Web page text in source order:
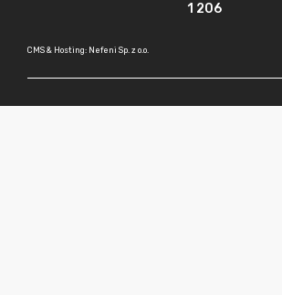
1 206
CMS & Hosting: Nefeni Sp. z o.o.